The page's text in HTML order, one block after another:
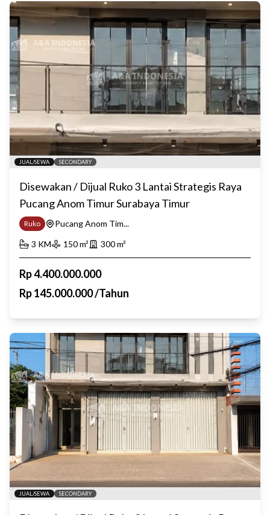
JUAL/SEWA SECONDARY
Disewakan / Dijual Ruko 3 Lantai Strategis Raya
Pucang Anom Timur Surabaya Timur
Ruko
Pucang Anom Tim...
3 KM 150m² 300m²
Rp4.400.000.000
Rp145.000.000/Tahun
JUAL/SEWA SECONDARY